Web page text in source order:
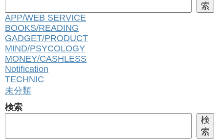
索
APP/WEB SERVICE
BOOKS/READING
GADGET/PRODUCT
MIND/PSYCOLOGY
MONEY/CASHLESS
Notification
TECHNIC
未分類
検索
検
索